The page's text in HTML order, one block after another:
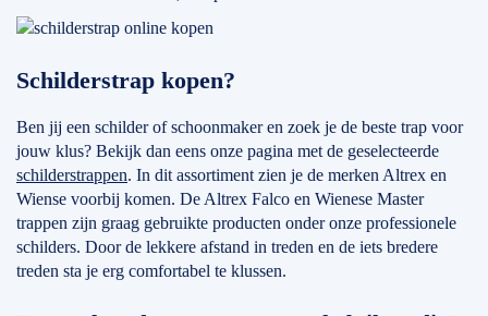
Schilderstrap kopen?
Ben jij een schilder of schoonmaker en zoek je de beste trap voor
jouw klus? Bekijk dan eens onze pagina met de geselecteerde
schilderstrappen. In dit assortiment zien je de merken Altrex en
Wiense voorbij komen. De Altrex Falco en Wienese Master
trappen zijn graag gebruikte producten onder onze professionele
schilders. Door de lekkere afstand in treden en de iets bredere
treden sta je erg comfortabel te klussen.